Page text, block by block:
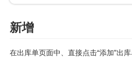
新增
在出库单页面中、直接点击“添加”出